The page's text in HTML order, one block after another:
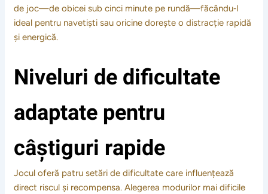
de joc—de obicei sub cinci minute pe rundă—făcându‑l
ideal pentru navetiști sau oricine dorește o distracție rapidă
și energică.
Niveluri de dificultate
adaptate pentru
câștiguri rapide
Jocul oferă patru setări de dificultate care influențează
direct riscul și recompensa. Alegerea modurilor mai dificile